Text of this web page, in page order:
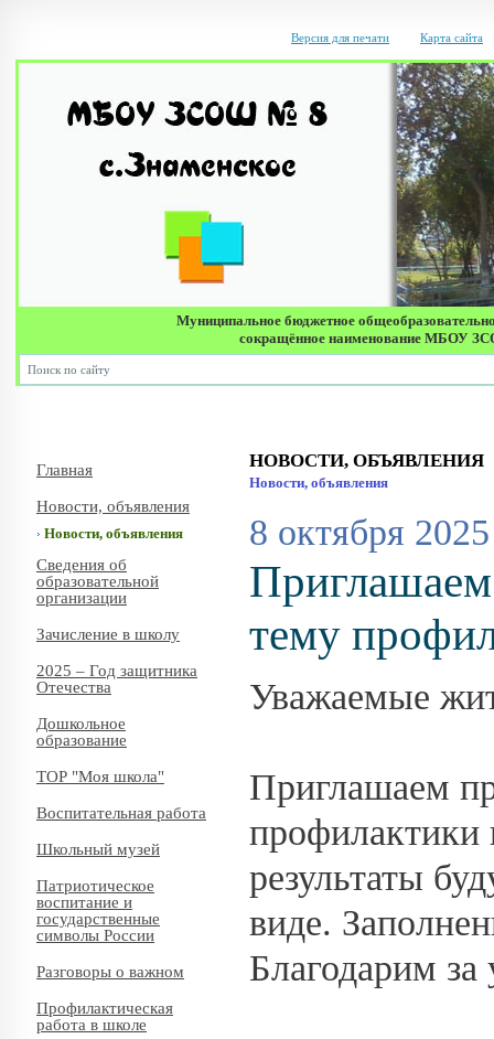
Версия для печати Карта сайта
Муниципальное бюджетное
сокращённое наименование МБОУ
Главная
Новости, объявления
Новости, объявления
Сведения об
образовательной
организации
Зачисление в школу
2025 – Год защитника
Отечества
Дошкольное
образование
ТОР "Моя школа"
Воспитательная работа
Школьный музей
Патриотическое
воспитание и
государственные
символы России
Разговоры о важном
Профилактическая
работа в школе
НОВОСТИ, ОБЪЯВЛЕНИЯ
Новости, объявления
8 октября 2025
Приглашаем
тему
Уважаемые
Приглашаем
профилактики
результаты
виде.
Благодарим за